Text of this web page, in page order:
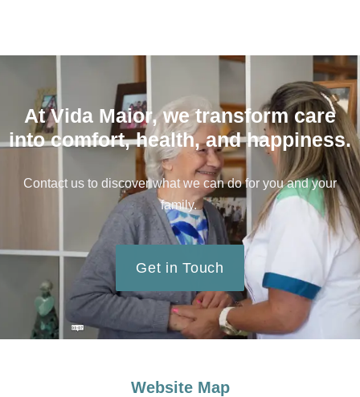
At Vida Maior, we transform care
into comfort, health, and happiness.
Contact us to discover what we can do for you and your
family.
Get in Touch
Website Map